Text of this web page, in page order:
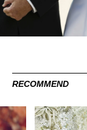
RECOMMEND